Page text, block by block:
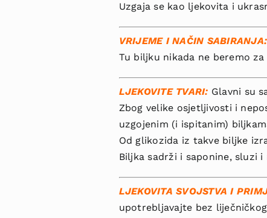
Uzgaja se kao ljekovita i
VRIJEME I NAČIN SABIRANJA:
Tu biljku nikada ne be­remo
LJEKOVITE TVARI: Glavni su
Zbog velike osjetljivosti i
uzgojenim (i ispita­nim)
Od glikozida iz takve biljke
Biljka sadrži i saponine, sluzi
LJEKOVITA SVOJSTVA I
upotrebljavajte bez